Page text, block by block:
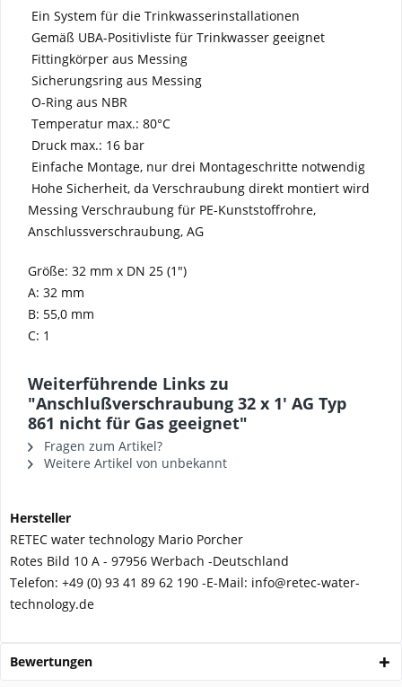
 Ein System für die Trinkwasserinstallationen
 Gemäß UBA-Positivliste für Trinkwasser geeignet
 Fittingkörper aus Messing
 Sicherungsring aus Messing
 O-Ring aus NBR
 Temperatur max.: 80°C
 Druck max.: 16 bar
 Einfache Montage, nur drei Montageschritte notwendig
 Hohe Sicherheit, da Verschraubung direkt montiert wird
Messing Verschraubung für PE-Kunststoffrohre,
Anschlussverschraubung, AG
Größe: 32 mm x DN 25 (1")
A: 32 mm
B: 55,0 mm
C: 1
Weiterführende Links zu
"Anschlußverschraubung 32 x 1' AG Typ
861 nicht für Gas geeignet"
Fragen zum Artikel?
Weitere Artikel von unbekannt
Hersteller
RETEC water technology Mario Porcher
Rotes Bild 10 A - 97956 Werbach -Deutschland
Telefon: +49 (0) 93 41 89 62 190 -E-Mail: info@retec-water-
technology.de
Bewertungen